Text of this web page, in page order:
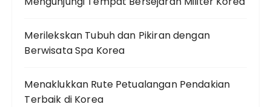
Merilekskan Tubuh dan Pikiran dengan
Berwisata Spa Korea
Menaklukkan Rute Petualangan Pendakian
Terbaik di Korea